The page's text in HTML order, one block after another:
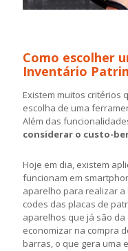
Como escolher
Inventário
Existem muitos critérios
escolha de uma
Além das
considerar o custo-
Hoje em dia, existem
funcionam em
aparelho para realizar a
codes das placas de
aparelhos que já são
economizar na compra
barras, o que gera uma